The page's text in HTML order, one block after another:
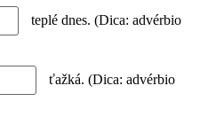
teplé dnes. (Dica: advérbio
ťažká. (Dica: advérbio